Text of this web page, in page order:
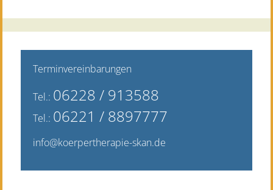
Terminvereinbarungen
Tel.: 06228 / 913588
Tel.: 06221 / 8897777
info@koerpertherapie-skan.de